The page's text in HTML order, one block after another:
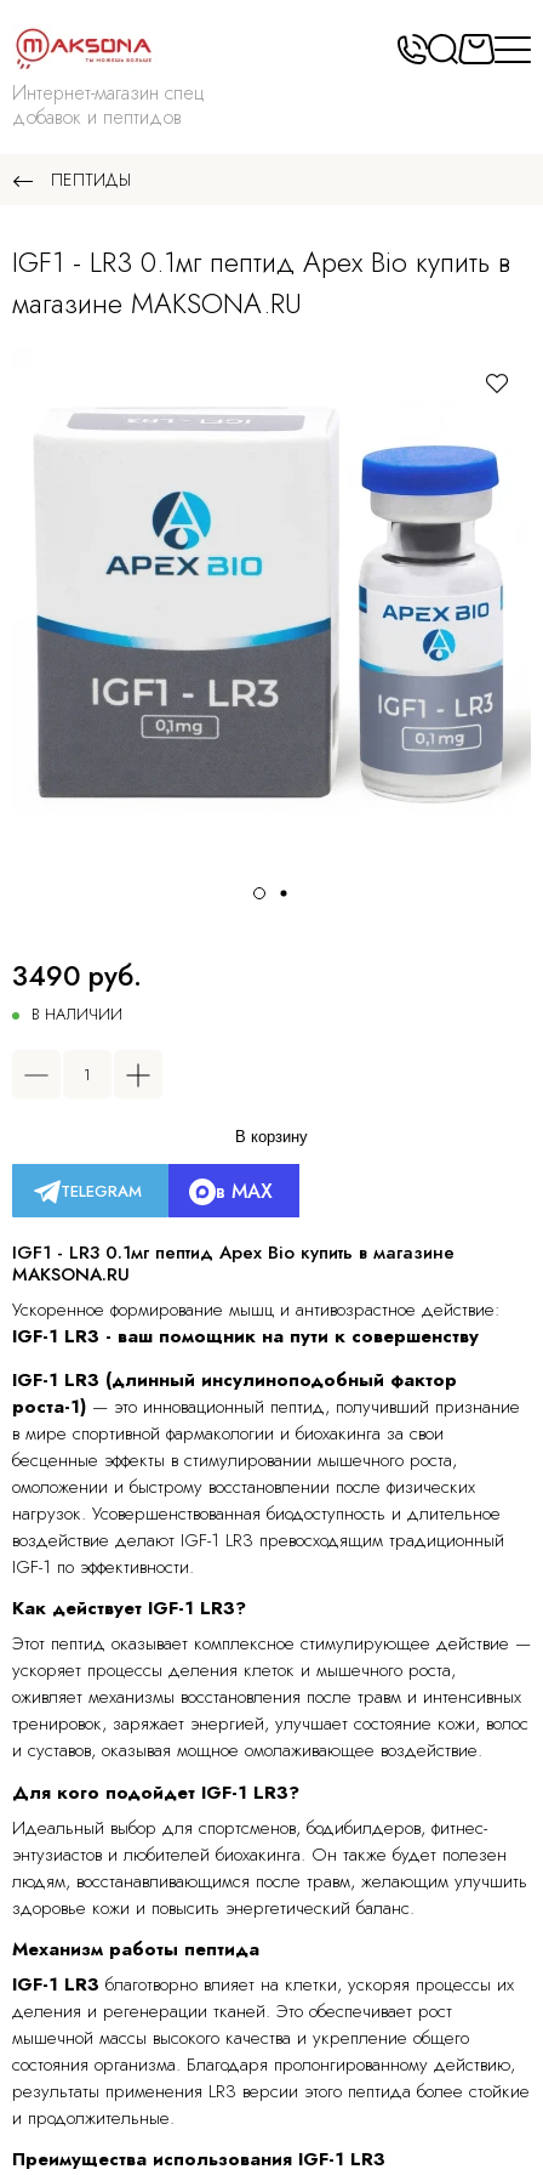
Интернет-магазин спец
добавок и пептидов
ПЕПТИДЫ
IGF1 - LR3 0.1мг пептид Apex Bio купить в
магазине MAKSONA.RU
3490 руб.
В НАЛИЧИИ
В корзину
TELEGRAM в MAX
IGF1 - LR3 0.1мг пептид Apex Bio купить в магазине
MAKSONA.RU
Ускоренное формирование мышц и антивозрастное действие:
IGF-1 LR3 - ваш помощник на пути к совершенству
IGF-1 LR3 (длинный инсулиноподобный фактор
роста-1) — это инновационный пептид, получивший признание
в мире спортивной фармакологии и биохакинга за свои
бесценные эффекты в стимулировании мышечного роста,
омоложении и быстрому восстановлении после физических
нагрузок. Усовершенствованная биодоступность и длительное
воздействие делают IGF-1 LR3 превосходящим традиционный
IGF-1 по эффективности.
Как действует IGF-1 LR3?
Этот пептид оказывает комплексное стимулирующее действие —
ускоряет процессы деления клеток и мышечного роста,
оживляет механизмы восстановления после травм и интенсивных
тренировок, заряжает энергией, улучшает состояние кожи, волос
и суставов, оказывая мощное омолаживающее воздействие.
Для кого подойдет IGF-1 LR3?
Идеальный выбор для спортсменов, бодибилдеров, фитнес-
энтузиастов и любителей биохакинга. Он также будет полезен
людям, восстанавливающимся после травм, желающим улучшить
здоровье кожи и повысить энергетический баланс.
Механизм работы пептида
IGF-1 LR3 благотворно влияет на клетки, ускоряя процессы их
деления и регенерации тканей. Это обеспечивает рост
мышечной массы высокого качества и укрепление общего
состояния организма. Благодаря пролонгированному действию,
результаты применения LR3 версии этого пептида более стойкие
и продолжительные.
Преимущества использования IGF-1 LR3